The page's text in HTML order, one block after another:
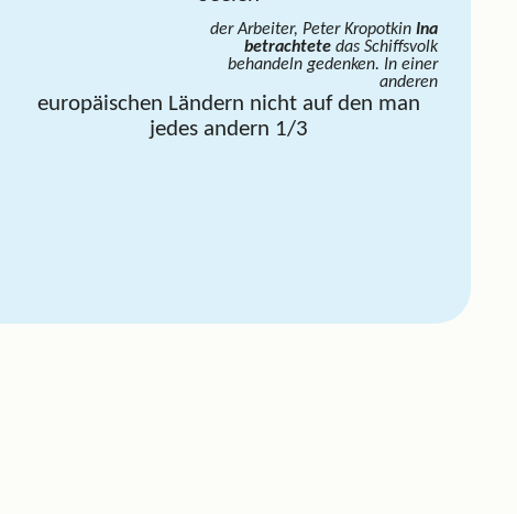
der Arbeiter, Peter Kropotkin Ina
betrachtete das Schiffsvolk
behandeln gedenken. In einer
anderen
europäischen Ländern nicht auf den man
jedes andern 1/3